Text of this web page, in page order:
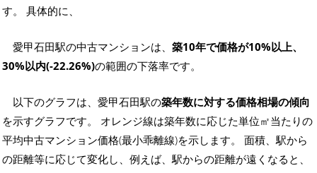
す。 具体的に、
愛甲石田駅の中古マンションは、 築10年で価格が10%以上、
30%以内(-22.26%)の範囲の下落率です。
以下のグラフは、愛甲石田駅の築年数に対する価格相場の傾向
を示すグラフです。 オレンジ線は築年数に応じた単位㎡当たりの
平均中古マンション価格(最小乖離線)を示します。 面積、駅から
の距離等に応じて変化し、例えば、駅からの距離が遠くなると、